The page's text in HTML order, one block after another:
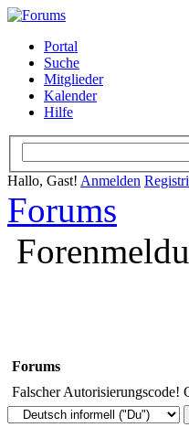
Portal
Suche
Mitglieder
Kalender
Hilfe
Hallo, Gast! Anmelden
Forums
Forums
Falscher Autorisierungscode!